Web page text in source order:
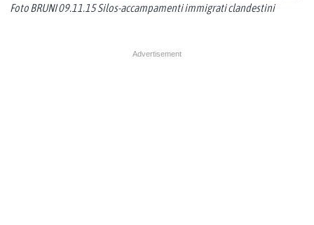
Foto BRUNI 09.11.15 Silos-accampamenti immigrati clandestini